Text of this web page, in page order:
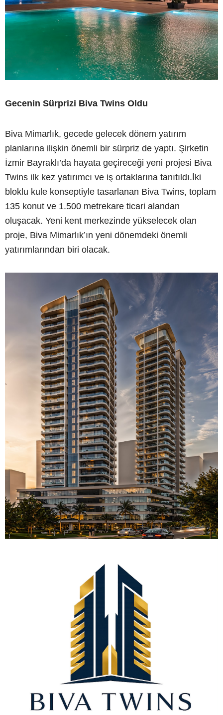
Gecenin Sürprizi Biva Twins Oldu
Biva Mimarlık, gecede gelecek dönem yatırım
planlarına ilişkin önemli bir sürpriz de yaptı. Şirketin
İzmir Bayraklı’da hayata geçireceği yeni projesi Biva
Twins ilk kez yatırımcı ve iş ortaklarına tanıtıldı.İki
bloklu kule konseptiyle tasarlanan Biva Twins, toplam
135 konut ve 1.500 metrekare ticari alandan
oluşacak. Yeni kent merkezinde yükselecek olan
proje, Biva Mimarlık’ın yeni dönemdeki önemli
yatırımlarından biri olacak.